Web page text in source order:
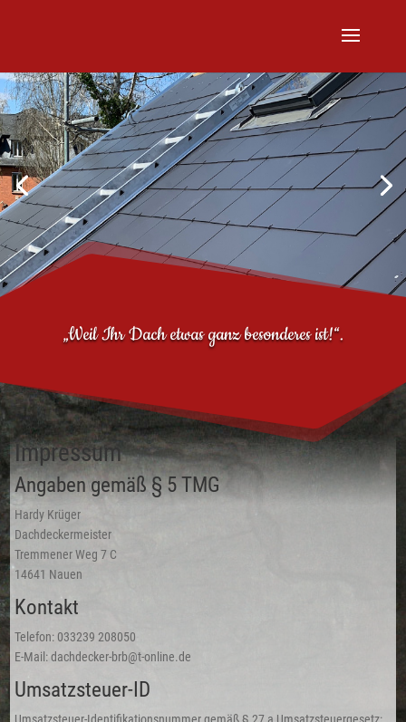
„Weil Ihr Dach etwas ganz besonderes ist!“.
Impressum
Angaben gemäß § 5 TMG
Hardy Krüger
Dachdeckermeister
Tremmener Weg 7 C
14641 Nauen
Kontakt
Telefon: 033239 208050
E-Mail: dachdecker-brb@t-online.de
Umsatzsteuer-ID